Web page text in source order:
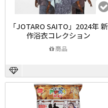
「JOTARO SAITO」2024年 新
作浴衣コレクション
商品